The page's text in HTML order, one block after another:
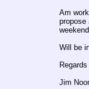
Am
propose
Will be
Regards
Jim